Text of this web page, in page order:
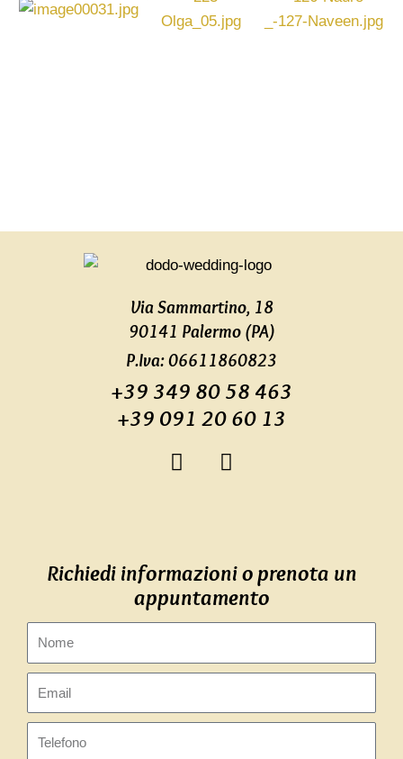
Via Sammartino, 18
90141 Palermo (PA)
P.Iva: 06611860823
+39 349 80 58 463
+39 091 20 60 13
F
a
o
k
-
I
n
g
r
a
m
Richiedi informazioni o prenota un
appuntamento
Nome
Telefono